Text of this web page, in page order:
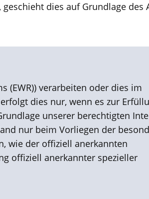
dies auf Grundlage des
(EWR)) verarbeiten oder dies im
dies nur, wenn es zur
unserer berechtigten
nur beim Vorliegen der
wie der offiziell anerkannten
offiziell anerkannter spezieller